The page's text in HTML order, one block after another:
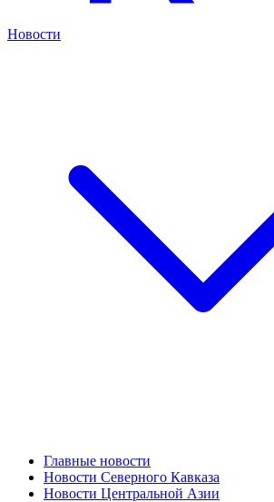
Новости
Главные новости
Новости Северного Кавказа
Новости Центральной Азии